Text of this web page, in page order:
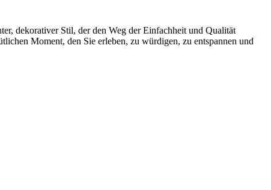
dekorativer Stil, der den Weg der Einfachheit und Qualität
Moment, den Sie erleben, zu würdigen, zu entspannen und